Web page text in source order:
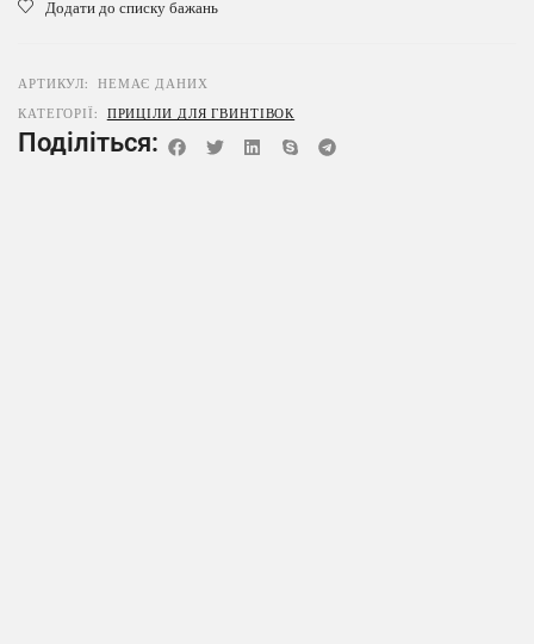
Додати до списку бажань
АРТИКУЛ:
НЕМАЄ ДАНИХ
КАТЕГОРІЇ:
ПРИЦІЛИ ДЛЯ ГВИНТІВОК
Поділіться: